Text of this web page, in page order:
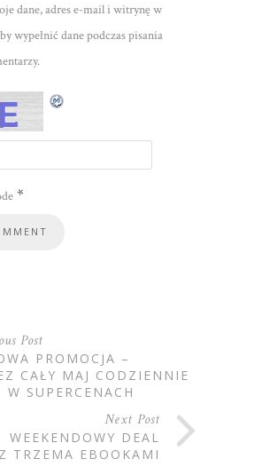
dane, adres e-mail i witrynę w
wypełnić dane podczas pisania
*
Post
PROMOCJA –
CAŁY MAJ CODZIENNIE
SUPERCENACH
Next Post
WEEKENDOWY DEAL
Z TRZEMA EBOOKAMI